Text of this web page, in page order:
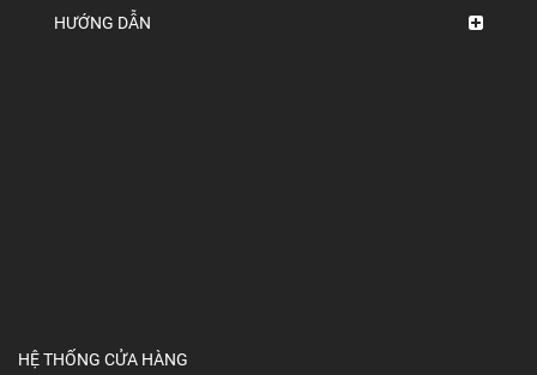
HƯỚNG DẪN
HỆ THỐNG CỬA HÀNG